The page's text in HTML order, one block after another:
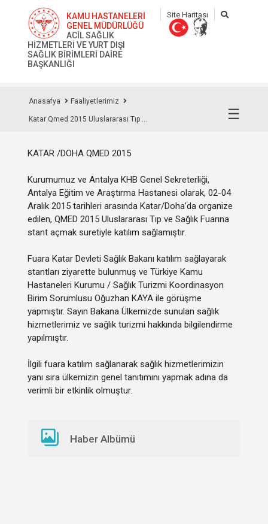
KAMU HASTANELERİ
GENEL MÜDÜRLÜĞÜ
ACİL SAĞLIK
HİZMETLERİ VE YURT DIŞI
SAĞLIK BİRİMLERİ DAİRE
BAŞKANLIĞI
Site Haritası
☰
Anasafya Faaliyetlerimiz
Katar Qmed 2015 Uluslararası Tıp ...
KATAR /DOHA QMED 2015
Kurumumuz ve Antalya KHB Genel Sekreterliği,
Antalya Eğitim ve Araştırma Hastanesi olarak, 02-04
Aralık 2015 tarihleri arasında Katar/Doha’da organize
edilen, QMED 2015 Uluslararası Tıp ve Sağlık Fuarına
stant açmak suretiyle katılım sağlamıştır.
Fuara Katar Devleti Sağlık Bakanı katılım sağlayarak
stantları ziyarette bulunmuş ve Türkiye Kamu
Hastaneleri Kurumu / Sağlık Turizmi Koordinasyon
Birim Sorumlusu Oğuzhan KAYA ile görüşme
yapmıştır. Sayın Bakana Ülkemizde sunulan sağlık
hizmetlerimiz ve sağlık turizmi hakkında bilgilendirme
yapılmıştır.
İlgili fuara katılım sağlanarak sağlık hizmetlerimizin
yanı sıra ülkemizin genel tanıtımını yapmak adına da
verimli bir etkinlik olmuştur.
Haber Albümü